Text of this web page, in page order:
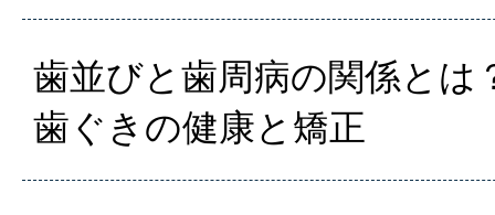
歯並びと歯周病の関係とは
歯ぐきの健康と矯正